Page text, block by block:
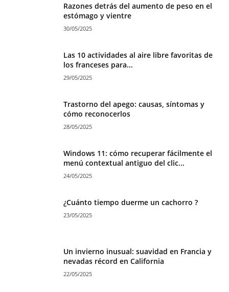
Razones detrás del aumento de peso en el
estómago y vientre
30/05/2025
Las 10 actividades al aire libre favoritas de
los franceses para...
29/05/2025
Trastorno del apego: causas, síntomas y
cómo reconocerlos
28/05/2025
Windows 11: cómo recuperar fácilmente el
menú contextual antiguo del clic...
24/05/2025
¿Cuánto tiempo duerme un cachorro ?
23/05/2025
Un invierno inusual: suavidad en Francia y
nevadas récord en California
22/05/2025